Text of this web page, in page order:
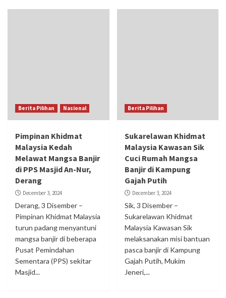
Berita Pilihan Nasional
Pimpinan Khidmat
Malaysia Kedah
Melawat Mangsa Banjir
di PPS Masjid An-Nur,
Derang
December 3, 2024
Derang, 3 Disember –
Pimpinan Khidmat Malaysia
turun padang menyantuni
mangsa banjir di beberapa
Pusat Pemindahan
Sementara (PPS) sekitar
Masjid...
Berita Pilihan
Sukarelawan Khidmat
Malaysia Kawasan Sik
Cuci Rumah Mangsa
Banjir di Kampung
Gajah Putih
December 3, 2024
Sik, 3 Disember –
Sukarelawan Khidmat
Malaysia Kawasan Sik
melaksanakan misi bantuan
pasca banjir di Kampung
Gajah Putih, Mukim
Jeneri,...